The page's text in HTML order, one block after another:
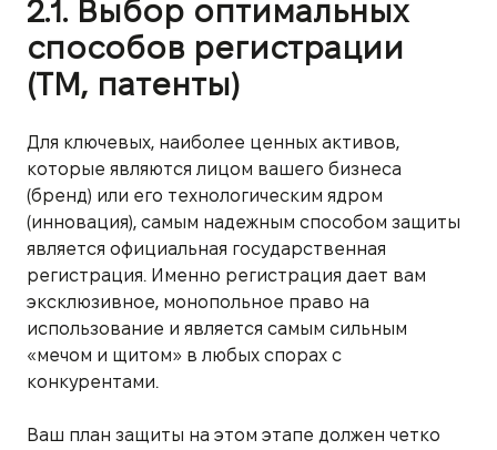
2.1. Выбор оптимальных
способов регистрации
(ТМ, патенты)
Для ключевых, наиболее ценных активов,
которые являются лицом вашего бизнеса
(бренд) или его технологическим ядром
(инновация), самым надежным способом защиты
является официальная государственная
регистрация. Именно регистрация дает вам
эксклюзивное, монопольное право на
использование и является самым сильным
«мечом и щитом» в любых спорах с
конкурентами.
Ваш план защиты на этом этапе должен четко